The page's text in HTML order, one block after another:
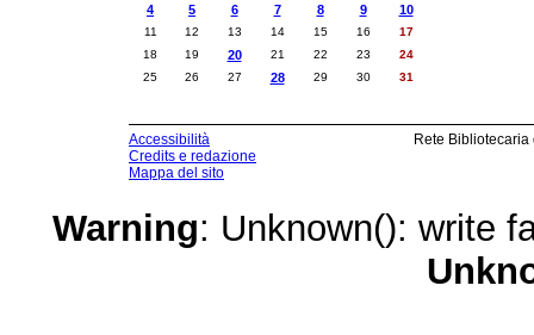
4 5 6 7 8 9 10
11 12 13 14 15 16
17
18
19 20 21 22 23
24
25
26 27 28 29 30 31
Accessibilità
Credits e redazione
Mappa del sito
Rete
Warning: Unknown(): write